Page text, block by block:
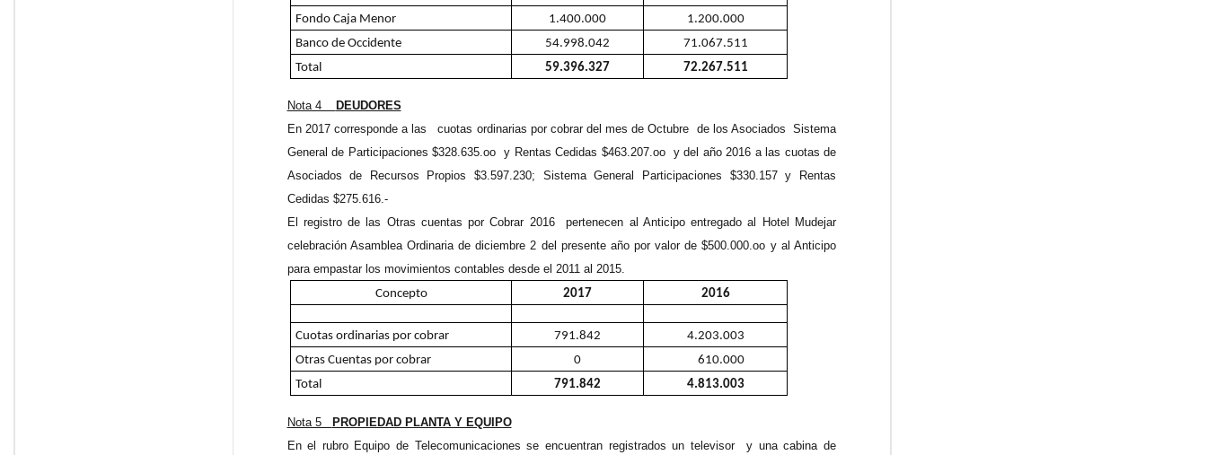
Fondo Caja Menor
1.400.000
1.200.000
Banco de Occidente
54.998.042
71.067.511
Total
59.396.327 72.267.511
Nota 4
DEUDORES
En 2017 corresponde a las cuotas ordinarias por cobrar del mes de Octubre de los Asociados Sistema
General de Participaciones $328.635.oo y Rentas Cedidas $463.207.oo y del año 2016 a las cuotas de
Asociados de Recursos Propios $3.597.230; Sistema General Participaciones $330.157 y Rentas
Cedidas $275.616.-
El registro de las Otras cuentas por Cobrar 2016 pertenecen al Anticipo entregado al Hotel Mudejar
celebración Asamblea Ordinaria de diciembre 2 del presente año por valor de $500.000.oo y al Anticipo
para empastar los movimientos contables desde el 2011 al 2015.
Concepto
2017 2016
Cuotas ordinarias por cobrar 791.842
4.203.003
Otras Cuentas por cobrar
0
610.000
Total
791.842 4.813.003
Nota 5
PROPIEDAD PLANTA Y EQUIPO
En el rubro Equipo de Telecomunicaciones se encuentran registrados un televisor y una cabina de